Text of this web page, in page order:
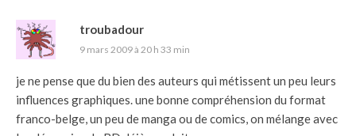
troubadour
9 mars 2009 à 20 h 33 min
je ne pense que du bien des auteurs qui métissent un peu leurs
influences graphiques. une bonne compréhension du format
franco-belge, un peu de manga ou de comics, on mélange avec